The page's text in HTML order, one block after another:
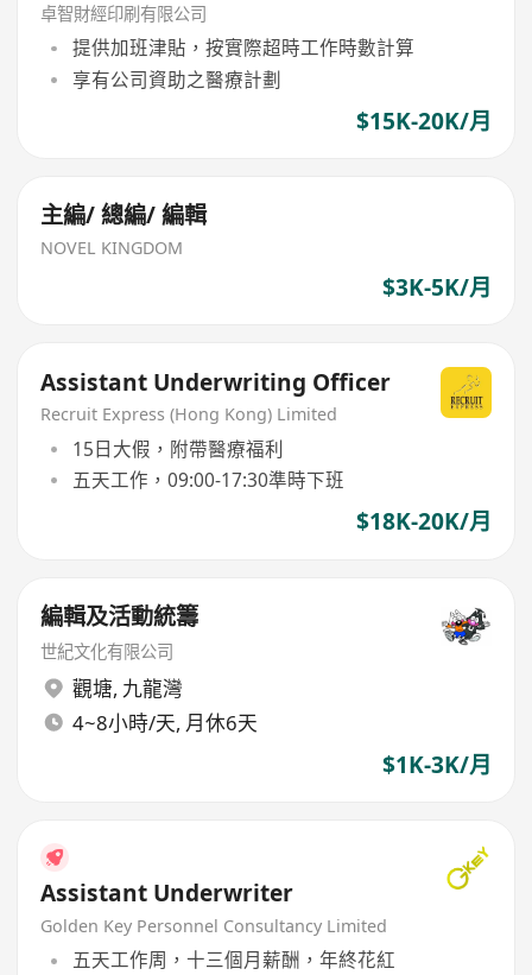
卓智財經印刷有限公司
提供加班津貼，按實際超時工作時數計算
享有公司資助之醫療計劃
$15K-20K/月
主編/ 總編/ 編輯
NOVEL KINGDOM
$3K-5K/月
Assistant Underwriting Officer
Recruit Express (Hong Kong) Limited
15日大假，附帶醫療福利
五天工作，09:00-17:30準時下班
$18K-20K/月
編輯及活動統籌
世紀文化有限公司
觀塘, 九龍灣
4~8小時/天, 月休6天
$1K-3K/月
Assistant Underwriter
Golden Key Personnel Consultancy Limited
五天工作周，十三個月薪酬，年終花紅